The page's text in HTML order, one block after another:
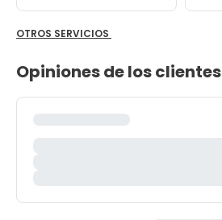
OTROS SERVICIOS
Opiniones de los clientes